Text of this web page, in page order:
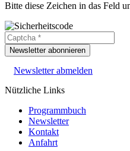
Bitte diese Zeichen in das Feld
Newsletter abonnieren
Newsletter abmelden
Nützliche Links
Programmbuch
Newsletter
Kontakt
Anfahrt